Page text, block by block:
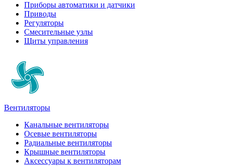
Приборы автоматики и датчики
Приводы
Регуляторы
Смесительные узлы
Щиты управления
Вентиляторы
Канальные вентиляторы
Осевые вентиляторы
Радиальные вентиляторы
Крышные вентиляторы
Аксессуары к вентиляторам